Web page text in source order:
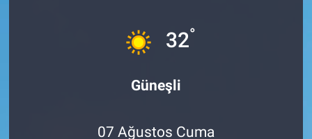
32°
Güneşli
07 Ağustos Cuma